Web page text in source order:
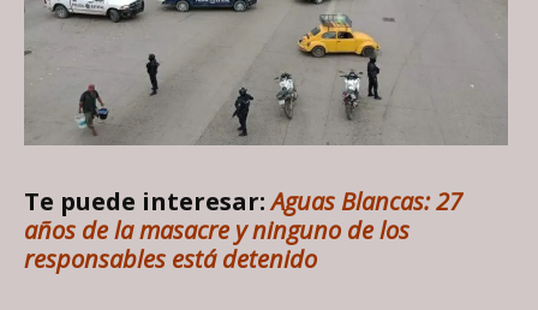
Te puede interesar:Aguas Blancas: 27
años de la masacre y ninguno de los
responsables está detenido